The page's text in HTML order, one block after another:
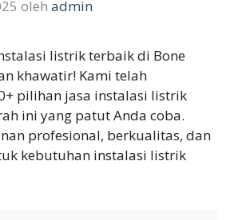
oleh admin
listrik terbaik di Bone
khawatir! Kami telah
pilihan jasa instalasi listrik
ini yang patut Anda coba.
profesional, berkualitas, dan
kebutuhan instalasi listrik